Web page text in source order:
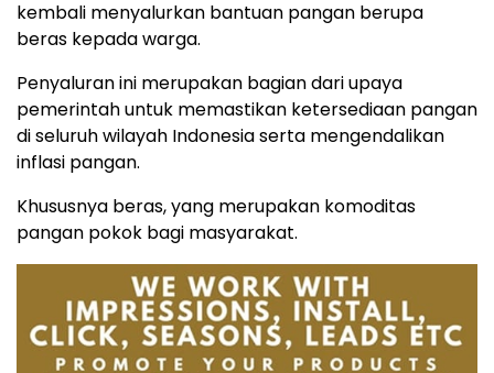
kembali menyalurkan bantuan pangan berupa
beras kepada warga.
Penyaluran ini merupakan bagian dari upaya
pemerintah untuk memastikan ketersediaan pangan
di seluruh wilayah Indonesia serta mengendalikan
inflasi pangan.
Khususnya beras, yang merupakan komoditas
pangan pokok bagi masyarakat.